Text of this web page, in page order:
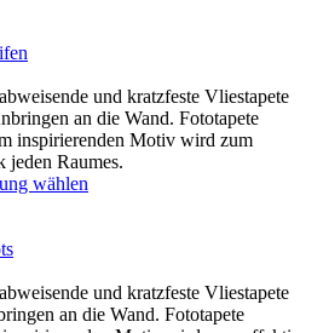
und kratzfeste Vliestapete
an die Wand. Fototapete
inspirierenden Motiv wird zum
jeden Raumes.
wählen
und kratzfeste Vliestapete
an die Wand. Fototapete